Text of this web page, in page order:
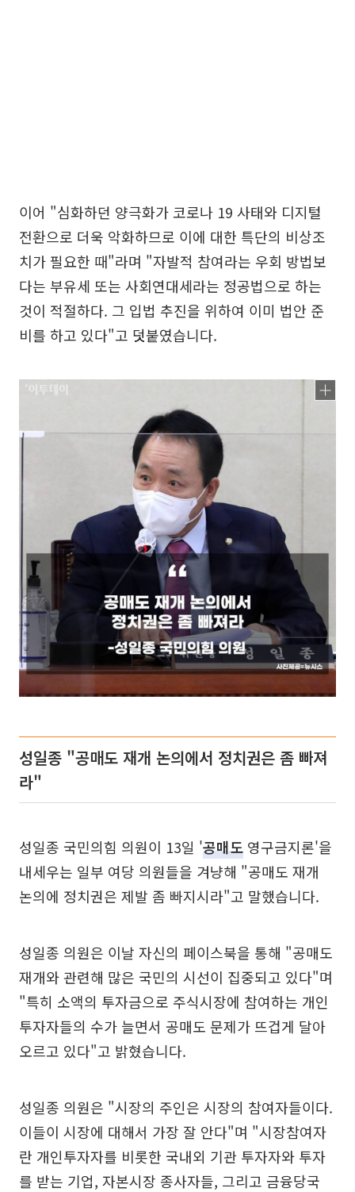
이어 "심화하던 양극화가 코로나 19 사태와 디지털
전환으로 더욱 악화하므로 이에 대한 특단의 비상조
치가 필요한 때"라며 "자발적 참여라는 우회 방법보
다는 부유세 또는 사회연대세라는 정공법으로 하는
것이 적절하다. 그 입법 추진을 위하여 이미 법안 준
비를 하고 있다"고 덧붙였습니다.
성일종 "공매도 재개 논의에서 정치권은 좀 빠져
라"
성일종 국민의힘 의원이 13일 '공매도 영구금지론'을
내세우는 일부 여당 의원들을 겨냥해 "공매도 재개
논의에 정치권은 제발 좀 빠지시라"고 말했습니다.
성일종 의원은 이날 자신의 페이스북을 통해 "공매도
재개와 관련해 많은 국민의 시선이 집중되고 있다"며
"특히 소액의 투자금으로 주식시장에 참여하는 개인
투자자들의 수가 늘면서 공매도 문제가 뜨겁게 달아
오르고 있다"고 밝혔습니다.
성일종 의원은 "시장의 주인은 시장의 참여자들이다.
이들이 시장에 대해서 가장 잘 안다"며 "시장참여자
란 개인투자자를 비롯한 국내외 기관 투자자와 투자
를 받는 기업, 자본시장 종사자들, 그리고 금융당국